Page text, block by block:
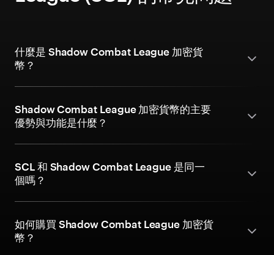
什麼是 Shadow Combat League 加密貨
幣？
Shadow Combat League 加密貨幣的主要
優勢與功能是什麼？
SCL 和 Shadow Combat League 是同一
個嗎？
如何購買 Shadow Combat League 加密貨
幣？